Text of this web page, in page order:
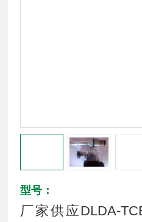
型号：
厂家供应DLDA-